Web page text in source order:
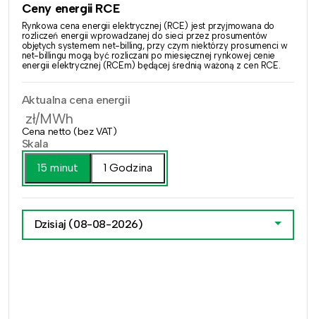
Ceny energii RCE
Rynkowa cena energii elektrycznej (RCE) jest przyjmowana do
rozliczeń energii wprowadzanej do sieci przez prosumentów
objętych systemem net-billing, przy czym niektórzy prosumenci w
net-billingu mogą być rozliczani po miesięcznej rynkowej cenie
energii elektrycznej (RCEm) będącej średnią ważoną z cen RCE.
Aktualna cena energii
zł/MWh
Cena netto (bez VAT)
Skala
15 minut
1 Godzina
Dzisiaj (08-08-2026)